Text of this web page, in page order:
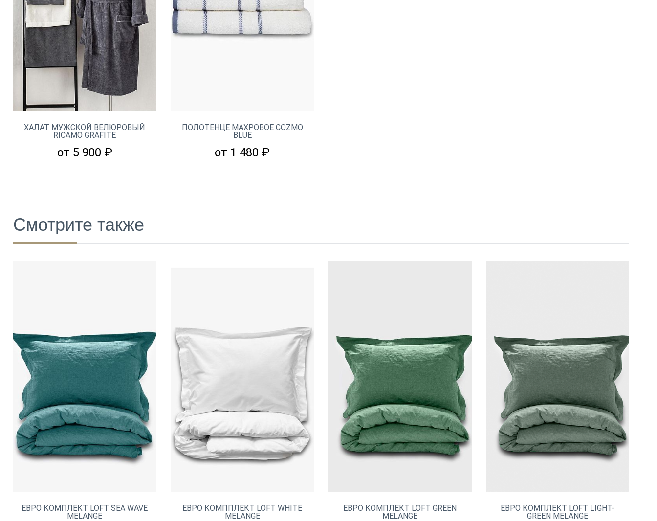
ХАЛАТ МУЖСКОЙ ВЕЛЮРОВЫЙ
RICAMO GRAFITE
от 5 900 ₽
ПОЛОТЕНЦЕ МАХРОВОЕ COZMO
BLUE
от 1 480 ₽
Смотрите также
ЕВРО КОМПЛЕКТ LOFT SEA WAVE
MELANGE
ЕВРО КОМППЛЕКТ LOFT WHITE
MELANGE
ЕВРО КОМПЛЕКТ LOFT GREEN
MELANGE
ЕВРО КОМПЛЕКТ LOFT LIGHT-
GREEN MELANGE